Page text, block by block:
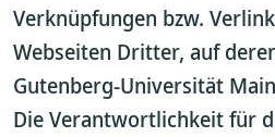
Verknüpfungen bzw.
Webseiten Dritter, auf
Gutenberg-Universität
Die Verantwortlichkeit für